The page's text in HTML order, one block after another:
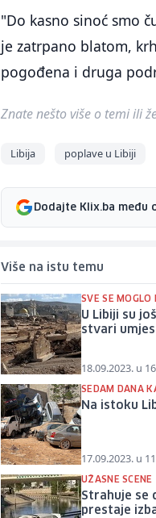
"Do kasno sinoć smo
je zatrpano blatom,
pogođena i druga
Znate nešto više o temi ili
Libija poplave u Libiji
Dodajte Klix.ba među
Više na istu temu
SVE SE MOGLO
U Libiji su
stvari
18.09.2023. u
SEDAM DANA
Na istoku
17.09.2023. u
UŽASNE SCENE
Strahuje se
prestaje